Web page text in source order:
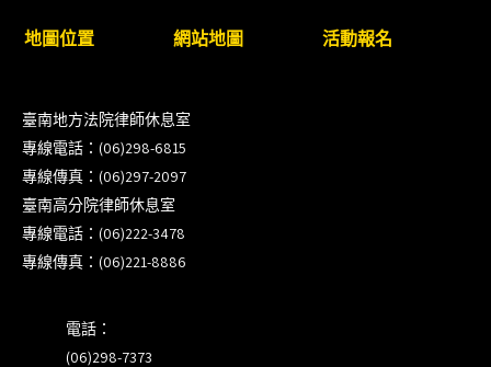
臺南高分院8/28(五)下午舉辦「家庭關係中的正當防
衛」課程(8/12前向本會報名,實體)
8/22~23「平反再導航:2026台灣冤平反協會年度論
壇｣
【重要公告】115年職場霸凌調查專業人才(律師)培
訓課程（雲嘉南場）錄取通知已發送
前報名，實體+線上併行)
地圖位置 網站地圖 活動報名
臺南地方法院律師休息室
專線電話：(06)298-6815
專線傳真：(06)297-2097
臺南高分院律師休息室
專線電話：(06)222-3478
專線傳真：(06)221-8886
電話：
(06)298-7373